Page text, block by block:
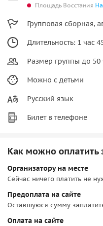
Площадь Восстания
Групповая сборная,
Длительность: 1 час
Размер группы до 50
Можно с детьми
Русский язык
Билет в телефоне
Как можно оплатить
Организатору на месте
Сейчас ничего платить не
Предоплата на сайте
Оставшуюся сумму
Оплата на сайте